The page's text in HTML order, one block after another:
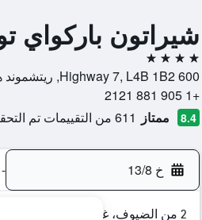
شيراتون باركواي
4 نجوم
600 Highway 7, L4B 1B2, ريتشموند هيل, أونتاريو, كندا
+1 905 881 2121
8.4 ممتاز 611 من التقييمات تم التحقق منها
خ 13/8 -
2 من الضيوف، غرفة واحدة